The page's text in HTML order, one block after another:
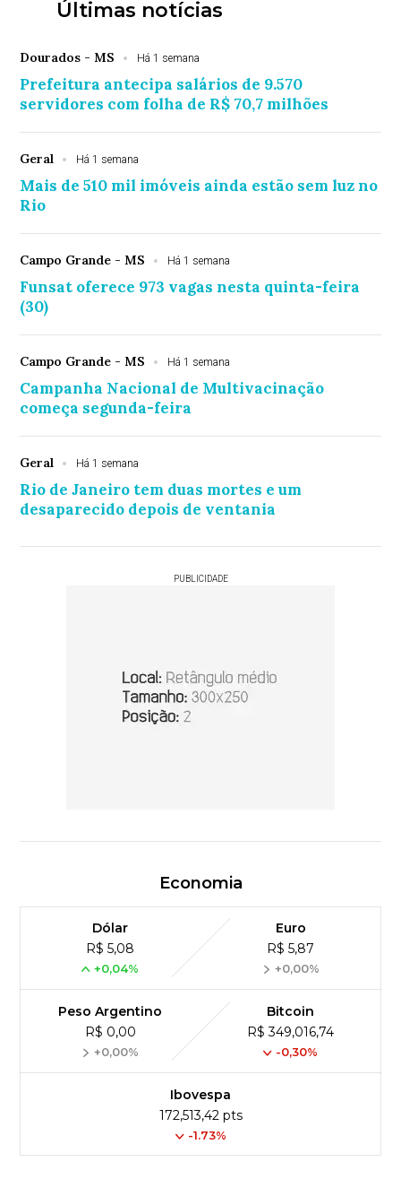
Últimas notícias
Dourados - MS Há 1 semana
Prefeitura antecipa salários de 9.570
servidores com folha de R$ 70,7 milhões
Geral Há 1 semana
Mais de 510 mil imóveis ainda estão sem luz no
Rio
Campo Grande - MS Há 1 semana
Funsat oferece 973 vagas nesta quinta-feira
(30)
Campo Grande - MS Há 1 semana
Campanha Nacional de Multivacinação
começa segunda-feira
Geral Há 1 semana
Rio de Janeiro tem duas mortes e um
desaparecido depois de ventania
PUBLICIDADE
Economia
Dólar
R$ 5,08
+0,04%
Euro
R$ 5,87
+0,00%
Peso Argentino
R$ 0,00
+0,00%
Bitcoin
R$ 349,016,74
-0,30%
Ibovespa
172,513,42 pts
-1.73%